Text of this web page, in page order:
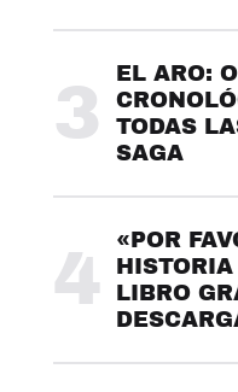
3
EL ARO:
TODAS
SAGA
4
«POR
LIBRO